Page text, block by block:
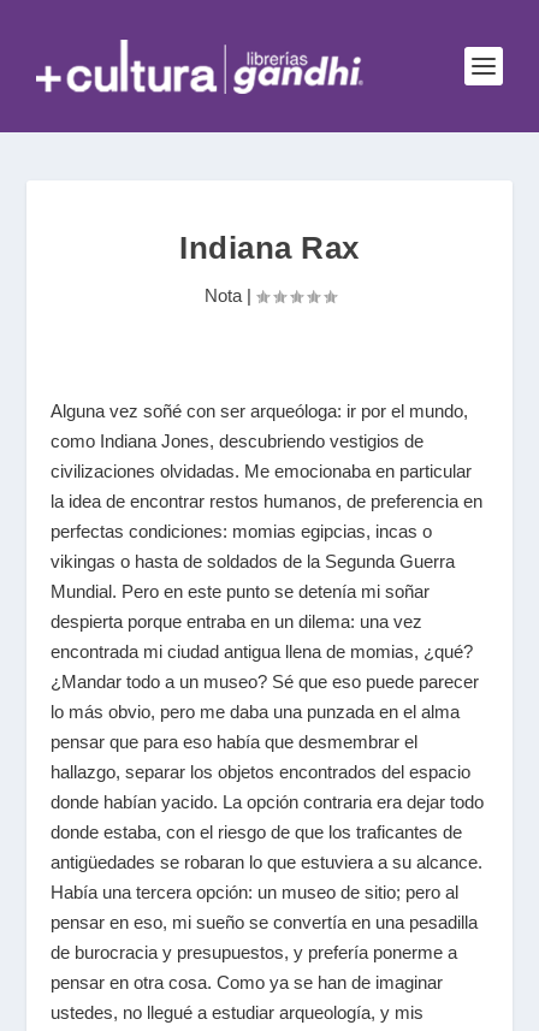
Indiana Rax
Nota|
Alguna vez soñé con ser arqueóloga: ir por el mundo,
como Indiana Jones, descubriendo vestigios de
civilizaciones olvidadas. Me emocionaba en particular
la idea de encontrar restos humanos, de preferencia en
perfectas condiciones: momias egipcias, incas o
vikingas o hasta de soldados de la Segunda Guerra
Mundial. Pero en este punto se detenía mi soñar
despierta porque entraba en un dilema: una vez
encontrada mi ciudad antigua llena de momias, ¿qué?
¿Mandar todo a un museo? Sé que eso puede parecer
lo más obvio, pero me daba una punzada en el alma
pensar que para eso había que desmembrar el
hallazgo, separar los objetos encontrados del espacio
donde habían yacido. La opción contraria era dejar todo
donde estaba, con el riesgo de que los traficantes de
antigüedades se robaran lo que estuviera a su alcance.
Había una tercera opción: un museo de sitio; pero al
pensar en eso, mi sueño se convertía en una pesadilla
de burocracia y presupuestos, y prefería ponerme a
pensar en otra cosa. Como ya se han de imaginar
ustedes, no llegué a estudiar arqueología, y mis